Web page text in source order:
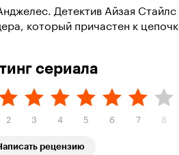
Детектив Айзая
который причастен к
сериала
2 3 4 5 6 7 8
рецензию